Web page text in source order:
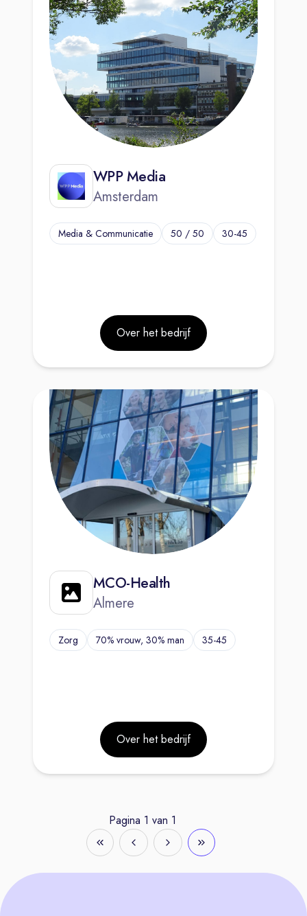
WPP Media
Amsterdam
Media & Communicatie 50 / 50 30-45
Over het bedrijf
MCO-Health
Almere
Zorg 70% vrouw, 30% man 35-45
Over het bedrijf
Pagina 1 van 1